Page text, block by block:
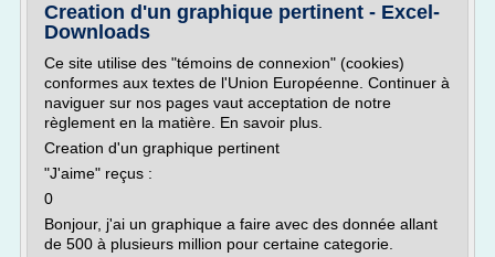
Creation d'un graphique pertinent - Excel-
Downloads
Ce site utilise des "témoins de connexion" (cookies)
conformes aux textes de l'Union Européenne. Continuer à
naviguer sur nos pages vaut acceptation de notre
règlement en la matière. En savoir plus.
Creation d'un graphique pertinent
"J'aime" reçus :
0
Bonjour, j'ai un graphique a faire avec des donnée allant
de 500 à plusieurs million pour certaine categorie.